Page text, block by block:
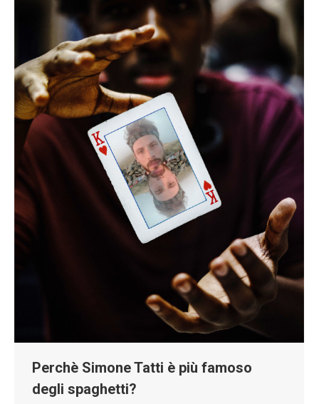
Perchè Simone Tatti è più famoso
degli spaghetti?